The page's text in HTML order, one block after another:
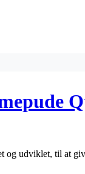
og udviklet, til at